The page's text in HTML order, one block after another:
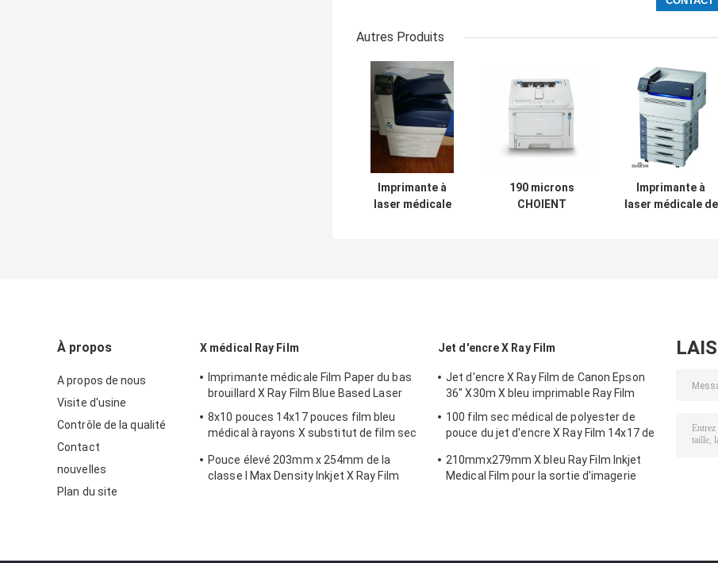
Autres Produits
Imprimante à
laser médicale
190 microns
CHOIENT
Imprimante à
laser médicale de
À propos
A propos de nous
Visite d'usine
Contrôle de la qualité
Contact
nouvelles
Plan du site
X médical Ray Film
Imprimante médicale Film Paper du bas
brouillard X Ray Film Blue Based Laser
8x10 pouces 14x17 pouces film bleu
médical à rayons X substitut de film sec
Pouce élevé 203mm x 254mm de la
classe I Max Density Inkjet X Ray Film
Jet d'encre X Ray Film
Jet d'encre X Ray Film de Canon Epson
36" X30m X bleu imprimable Ray Film
100 film sec médical de polyester de
pouce du jet d'encre X Ray Film 14x17 de
210mmx279mm X bleu Ray Film Inkjet
Medical Film pour la sortie d'imagerie